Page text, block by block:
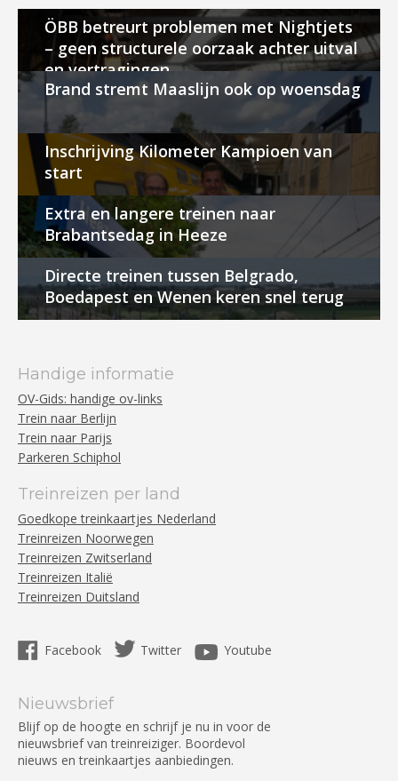
ÖBB betreurt problemen met Nightjets
– geen structurele oorzaak achter uitval
en vertragingen
Brand stremt Maaslijn ook op woensdag
Inschrijving Kilometer Kampioen van
start
Extra en langere treinen naar
Brabantsedag in Heeze
Directe treinen tussen Belgrado,
Boedapest en Wenen keren snel terug
Handige informatie
OV-Gids: handige ov-links
Trein naar Berlijn
Trein naar Parijs
Parkeren Schiphol
Treinreizen per land
Goedkope treinkaartjes Nederland
Treinreizen Noorwegen
Treinreizen Zwitserland
Treinreizen Italië
Treinreizen Duitsland
Facebook Twitter Youtube
Nieuwsbrief
Blijf op de hoogte en schrijf je nu in voor de
nieuwsbrief van treinreiziger. Boordevol
nieuws en treinkaartjes aanbiedingen.